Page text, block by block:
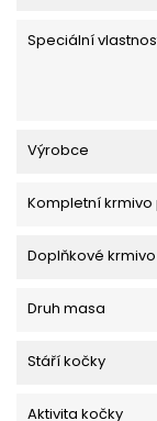
Speciální
Výrobce
Kompletní krmivo
Doplňkové
Druh masa
Stáří kočky
Aktivita kočky